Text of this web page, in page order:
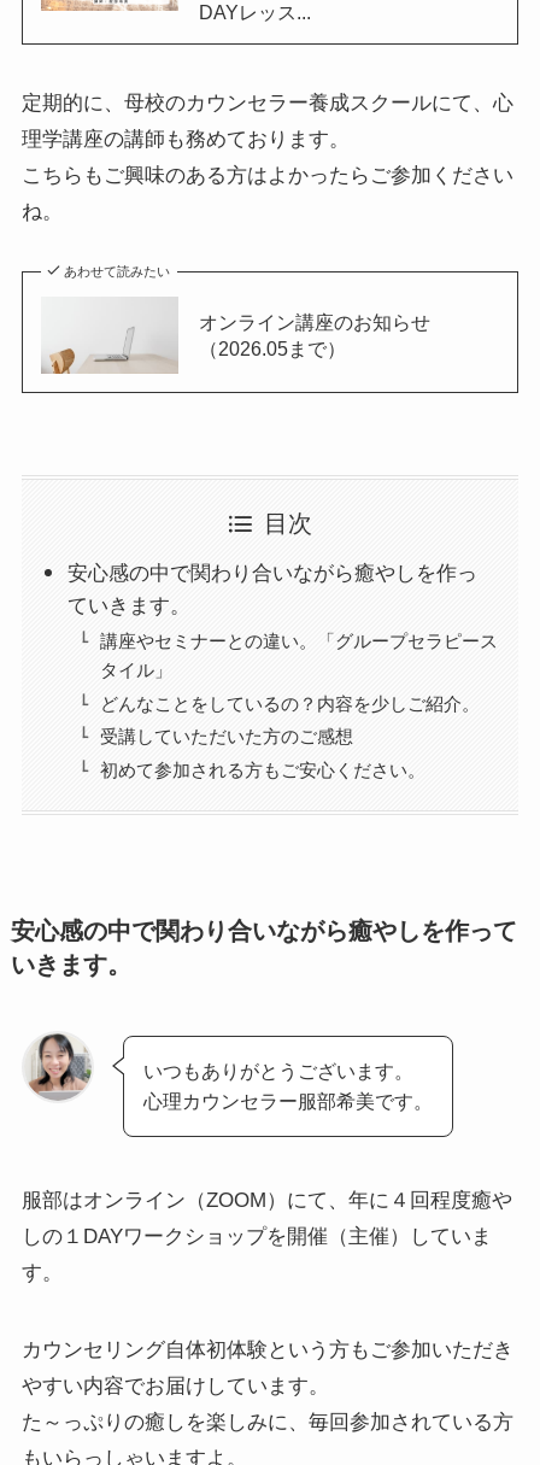
DAYレッス...
定期的に、母校のカウンセラー養成スクールにて、心
理学講座の講師も務めております。
こちらもご興味のある方はよかったらご参加ください
ね。
あわせて読みたい
オンライン講座のお知らせ
（2026.05まで）
目次
安心感の中で関わり合いながら癒やしを作っ
ていきます。
講座やセミナーとの違い。「グループセラピース
タイル」
どんなことをしているの？内容を少しご紹介。
受講していただいた方のご感想
初めて参加される方もご安心ください。
安心感の中で関わり合いながら癒やしを作って
いきます。
いつもありがとうございます。
心理カウンセラー服部希美です。
服部はオンライン（ZOOM）にて、年に４回程度癒や
しの１DAYワークショップを開催（主催）していま
す。
カウンセリング自体初体験という方もご参加いただき
やすい内容でお届けしています。
た～っぷりの癒しを楽しみに、毎回参加されている方
もいらっしゃいますよ。